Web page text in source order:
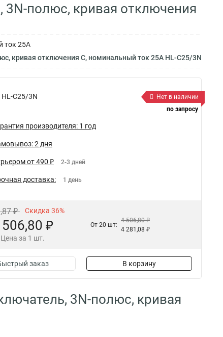
полюс, кривая отключения
ток 25А
кривая отключения C, номинальный ток 25А HL-C25/3N
HL-C25/3N
Нет в наличии
по запросу
производителя: 1 год
2 дня
от 490 ₽ 2-3 дней
доставка: 1 день
₽ Скидка 36%
₽
Цена за 1 шт.
От 20 шт:
4 506,80 ₽
4 281,08 ₽
заказ В корзину
3N-полюс, кривая